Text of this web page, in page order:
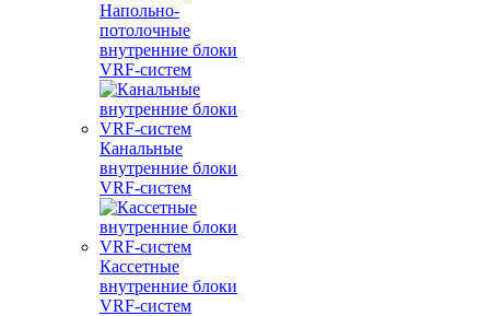
Напольно-
потолочные
внутренние блоки
VRF-систем
Канальные
внутренние блоки
VRF-систем
Кассетные
внутренние блоки
VRF-систем